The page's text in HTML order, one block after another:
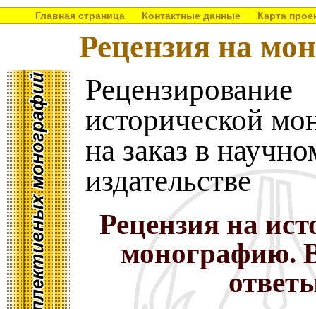
Главная страница Контактные данные Карта
Рецензия на
Рецензирование
исторической
на заказ в
издательстве
Рецензия на
монографию.